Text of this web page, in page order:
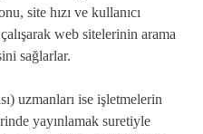
site hızı ve kullanıcı
web sitelerinin arama
sağlarlar.
uzmanları ise işletmelerin
yayınlamak suretiyle